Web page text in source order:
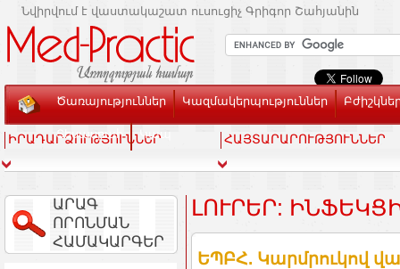
Նվիրվում է վաստակաշատ ուսուցիչ Գրիգոր Շահյանին
Ծառայություններ Կազմակերպություններ
Տեսասրահ Կապ
ԻՐԱԴԱՐՁՈՒԹՅՈՒՆՆԵՐ ՀԱՅՏԱՐԱՐՈՒԹՅՈՒՆՆԵՐ
ԱՐԱԳ
ՈՐՈՆՄԱՆ
ՀԱՄԱԿԱՐԳԵՐ
ԼՈՒՐԵՐ:
ԵՊԲՀ. Կարմրուկով